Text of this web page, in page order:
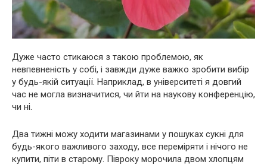
Дуже часто стикаюся з такою проблемою, як
невпевненість у собі, і завжди дуже важко зробити вибір
у будь-якій ситуації. Наприклад, в університеті я довгий
час не могла визначитися, чи йти на наукову конференцію,
чи ні.
Два тижні можу ходити магазинами у пошуках сукні для
будь-якого важливого заходу, все переміряти і нічого не
купити, піти в старому. Півроку морочила двом хлопцям